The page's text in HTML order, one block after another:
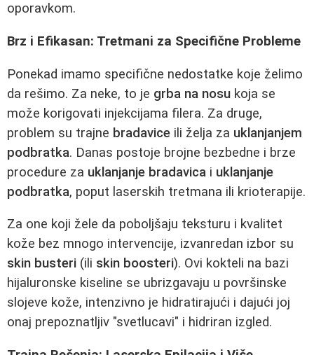
oporavkom.
Brz i Efikasan: Tretmani za Specifične Probleme
Ponekad imamo specifične nedostatke koje želimo
da rešimo. Za neke, to je grba na nosu koja se
može korigovati injekcijama filera. Za druge,
problem su trajne bradavice ili želja za uklanjanjem
podbratka. Danas postoje brojne bezbedne i brze
procedure za uklanjanje bradavica i uklanjanje
podbratka, poput laserskih tretmana ili krioterapije.
Za one koji žele da poboljšaju teksturu i kvalitet
kože bez mnogo intervencije, izvanredan izbor su
skin busteri (ili skin boosteri). Ovi kokteli na bazi
hijaluronske kiseline se ubrizgavaju u površinske
slojeve kože, intenzivno je hidratirajući i dajući joj
onaj prepoznatljiv "svetlucavi" i hidriran izgled.